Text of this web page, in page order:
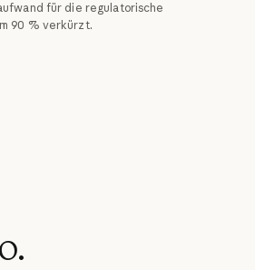
für die regulatorische
90 % verkürzt.